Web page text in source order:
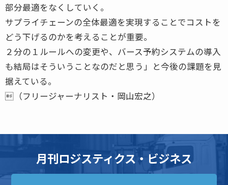
部分最適をなくしていく。
サプライチェーンの全体最適を実現することでコストを
どう下げるのかを考えることが重要。
２分の１ルールへの変更や、バース予約システムの導入
も結局はそういうことなのだと思う」と今後の課題を見
据えている。
（フリージャーナリスト・岡山宏之）
月刊ロジスティクス・ビジネス